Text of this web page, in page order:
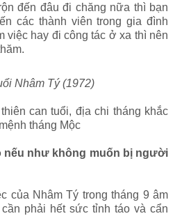
đến đâu đi chăng nữa thì bạn
các thành viên trong gia đình
việc hay đi công tác ở xa thì nên
Nhâm Tý (1972)
can tuổi, địa chi tháng khắc
tháng Mộc
nếu như không muốn bị người
của Nhâm Tý trong tháng 9 âm
phải hết sức tỉnh táo và cẩn